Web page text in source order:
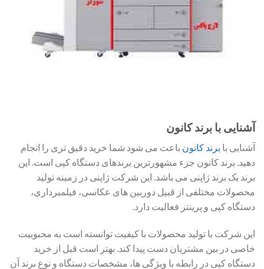
آشنایی با برند کانون
آشنایی با برند کانون باعث می شود شما خرید دقیق تری را انجام
دهید. برند کانون جزء مشهورترین برندهای دستگاه کپی است. این
برند یک برند ژاپنی می باشد. این شرکت ژاپنی در زمینه تولید
محصولات مختلفی از قبیل دوربین های عکاسی، فیلمبرداری،
دستگاه کپی و پرینتر فعالیت دارد.
این شرکت با تولید محصولات با کیفیت توانسته است به محبوبیت
خاصی در بین مشتریان دست پیدا کند. بهتر است قبل از خرید
دستگاه کپی در رابطه با ویژگی ها، مشخصات دستگاه و نوع برند آن